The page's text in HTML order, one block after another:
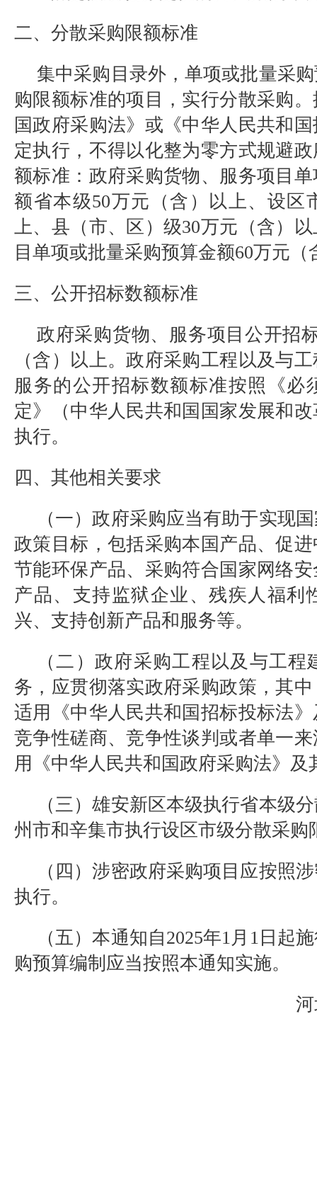
二、分散采购限额标准
集中采购目录外，单项或批量采
购限额标准的项目，实行分散采购
国政府采购法》或《中华人民共和
定执行，不得以化整为零方式规避
额标准：政府采购货物、服务项目
额省本级50万元（含）以上、设区
上、县（市、区）级30万元（含）
目单项或批量采购预算金额60万元（
三、公开招标数额标准
政府采购货物、服务项目公开招
（含）以上。政府采购工程以及与
服务的公开招标数额标准按照《必
定》（中华人民共和国国家发展和
执行。
四、其他相关要求
（一）政府采购应当有助于实现
政策目标，包括采购本国产品、促
节能环保产品、采购符合国家网络
产品、支持监狱企业、残疾人福利
兴、支持创新产品和服务等。
（二）政府采购工程以及与工
务，应贯彻落实政府采购政策，其
适用《中华人民共和国招标投标法
竞争性磋商、竞争性谈判或者单一
用《中华人民共和国政府采购法》及
（三）雄安新区本级执行省本级
州市和辛集市执行设区市级分散采购
（四）涉密政府采购项目应按照
执行。
（五）本通知自2025年1月 1 日起
购预算编制应当按照本通知实施。